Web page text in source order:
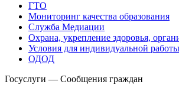
ГТО
Мониторинг качества образования
Служба Медиации
Охрана, укрепление здоровья,
Условия для индивидуальной
ОДОД
Госуслуги — Сообщения граждан